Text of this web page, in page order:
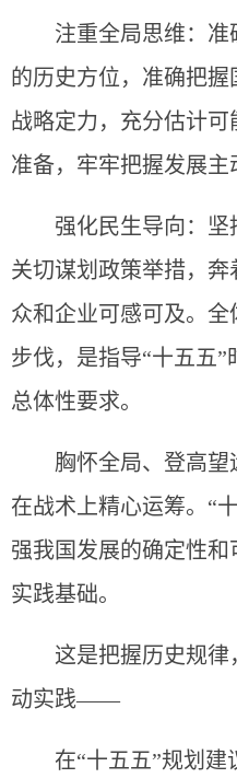
注重全局思维：准
的历史方位，准确把
战略定力，充分估计
准备，牢牢把握发展主
强化民生导向：坚
关切谋划政策举措，
众和企业可感可及。
步伐，是指导“十五五
总体性要求。
胸怀全局、登高望
在战术上精心运筹。“
强我国发展的确定性
实践基础。
这是把握历史规律
动实践——
在“十五五”规划建